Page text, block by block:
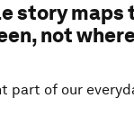
story maps
not
part of our